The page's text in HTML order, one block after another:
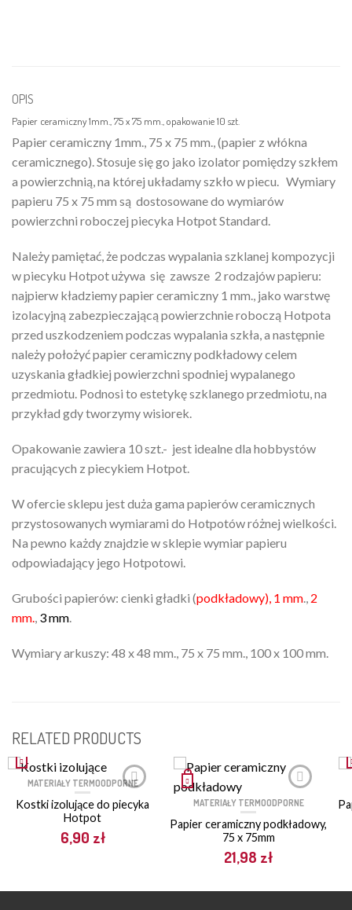
OPIS
Papier ceramiczny 1mm., 75 x 75 mm., opakowanie 10 szt.
Papier ceramiczny 1mm., 75 x 75 mm., (papier z włókna
ceramicznego). Stosuje się go jako izolator pomiędzy szkłem
a powierzchnią, na której układamy szkło w piecu. Wymiary
papieru 75 x 75 mm są dostosowane do wymiarów
powierzchni roboczej piecyka Hotpot Standard.
Należy pamiętać, że podczas wypalania szklanej kompozycji
w piecyku Hotpot używa się zawsze 2 rodzajów papieru:
najpierw kładziemy papier ceramiczny 1 mm., jako warstwę
izolacyjną zabezpieczającą powierzchnie roboczą Hotpota
przed uszkodzeniem podczas wypalania szkła, a następnie
należy położyć papier ceramiczny podkładowy celem
uzyskania gładkiej powierzchni spodniej wypalanego
przedmiotu. Podnosi to estetykę szklanego przedmiotu, na
przykład gdy tworzymy wisiorek.
Opakowanie zawiera 10 szt.- jest idealne dla hobbystów
pracujących z piecykiem Hotpot.
W ofercie sklepu jest duża gama papierów ceramicznych
przystosowanych wymiarami do Hotpotów różnej wielkości.
Na pewno każdy znajdzie w sklepie wymiar papieru
odpowiadający jego Hotpotowi.
Grubości papierów: cienki gładki (podkładowy), 1 mm., 2
mm., 3 mm.
Wymiary arkuszy: 48 x 48 mm., 75 x 75 mm., 100 x 100 mm.
RELATED PRODUCTS
MATERIAŁY TERMOODPORNE
Kostki izolujące do piecyka
Hotpot
6,90 zł
MATERIAŁY TERMOODPORNE
Papier ceramiczny podkładowy,
75 x 75mm
21,98 zł